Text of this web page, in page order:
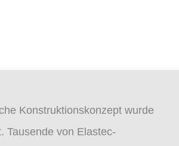
Konstruktionskonzept wurde
Tausende von Elastec-